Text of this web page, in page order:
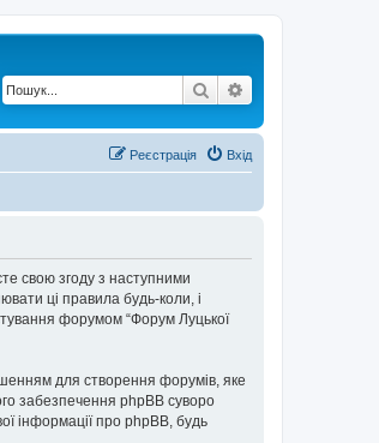
Пошук
Вхід
Реєстрація
свою згоду з наступними
ці правила будь-коли, і
форумом “Форум Луцької
для створення форумів, яке
забезпечення phpBB суворо
інформації про phpBB, будь